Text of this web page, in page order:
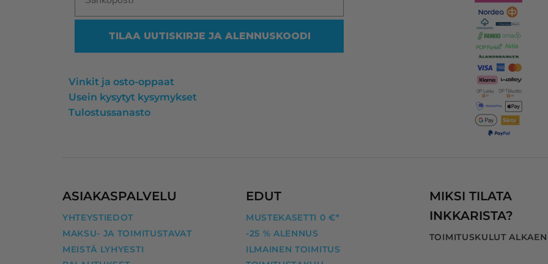
saralla ammattilaiset.
Vaikka mustakasetin koodi olikin
reilussa vuodessa muuttunut,
heidän ohjelmansa ehdotti
oikeaa vastaavaa yhteensopivaa
kasettia, jonka myös uskalsin
TILAA UUTISKIRJE JA ALENNUSKOODI
Vinkit ja osto-oppaat
Usein kysytyt kysymykset
Tulostussanasto
ASIAKASPALVELU
YHTEYSTIEDOT
MAKSU- JA TOIMITUSTAVAT
MEISTÄ LYHYESTI
EDUT
MUSTEKASETTI 0 €*
-25 % ALENNUS
ILMAINEN TOIMITUS
MIKSI TILATA
INKKARISTA?
TOIMITUSKULUT